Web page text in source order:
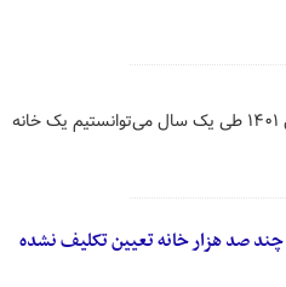
یک کارشناس حوزه مسکن گفت: با هزینه اجاره یک واحد مسکونی ۱۰۰ متری در سال ۱۴۰۱ طی یک سال می‌توانستیم یک خانه
چند صد هزار خانه تعیین تکلیف نشده